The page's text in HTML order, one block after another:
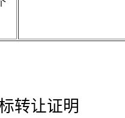
转让证明